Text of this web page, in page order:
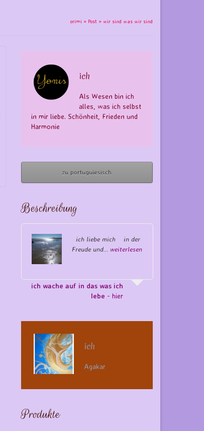
orimi » Post » wir sind was wir sind
ich
Als Wesen bin ich
alles, was ich selbst
in mir liebe. Schönheit, Frieden und
Harmonie
zu portuguiesisch
Beschreibung
ich liebe mich in der
Freude und… weiterlesen
ich wache auf in das was ich
lebe - hier
ich
Agakar
Produkte